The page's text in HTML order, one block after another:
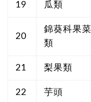
19 瓜類
20
錦葵科果菜
類
21 梨果類
22 芋頭